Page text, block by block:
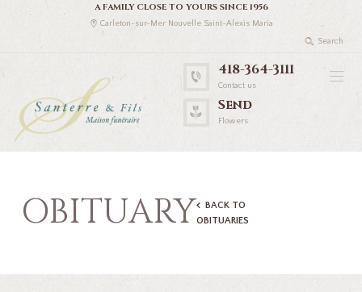
A FAMILY CLOSE TO YOURS SINCE 1956
Carleton-sur-Mer Nouvelle Saint-Alexis Maria
418-364-3111
Contact us
Send
Flowers
OBITUARY
BACK TO
OBITUARIES